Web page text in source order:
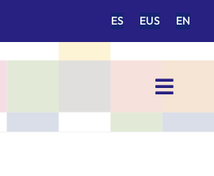
ES EUS EN
Toggle